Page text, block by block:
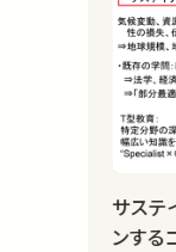
サス
ンする